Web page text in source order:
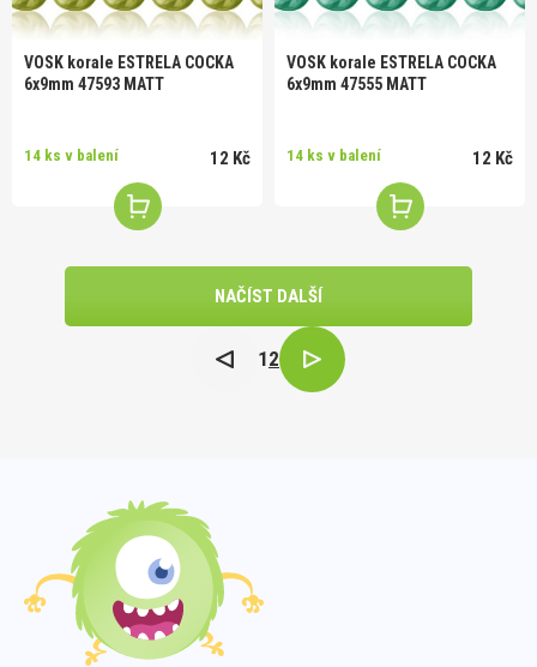
VOSK korale ESTRELA COCKA
6x9mm 47593 MATT
14 ks v balení 12 Kč
VOSK korale ESTRELA COCKA
6x9mm 47555 MATT
14 ks v balení 12 Kč
NAČÍST DALŠÍ
12